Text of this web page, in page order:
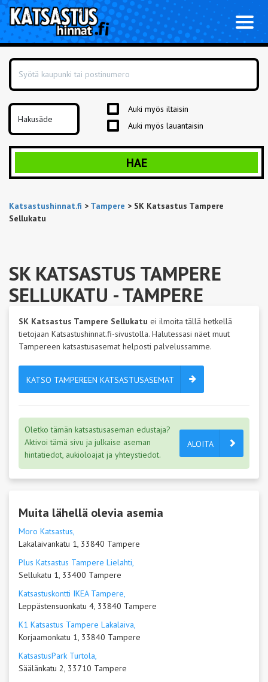
Auki myös iltaisin
Auki myös lauantaisin
HAE
Katsastushinnat.fi > Tampere > SK Katsastus Tampere
Sellukatu
SK KATSASTUS TAMPERE
SELLUKATU - TAMPERE
SK Katsastus Tampere Sellukatu ei ilmoita tällä hetkellä
tietojaan Katsastushinnat.fi-sivustolla. Halutessasi näet muut
Tampereen katsastusasemat helposti palvelussamme.
KATSO TAMPEREEN KATSASTUSASEMAT
ALOITA
Oletko tämän katsastusaseman edustaja?
Aktivoi tämä sivu ja julkaise aseman
hintatiedot, aukioloajat ja yhteystiedot.
Muita lähellä olevia asemia
Moro Katsastus,
Lakalaivankatu 1, 33840 Tampere
Plus Katsastus Tampere Lielahti,
Sellukatu 1, 33400 Tampere
Katsastuskontti IKEA Tampere,
Leppästensuonkatu 4, 33840 Tampere
K1 Katsastus Tampere Lakalaiva,
Korjaamonkatu 1, 33840 Tampere
KatsastusPark Turtola,
Säälänkatu 2, 33710 Tampere